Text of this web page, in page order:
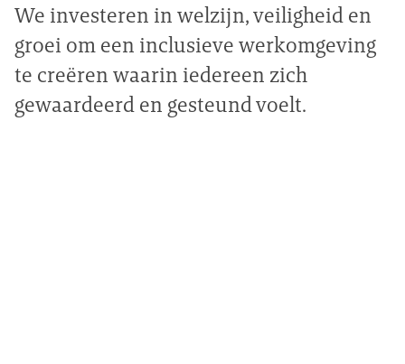
We investeren in welzijn, veiligheid en
groei om een inclusieve werkomgeving
te creëren waarin iedereen zich
gewaardeerd en gesteund voelt.